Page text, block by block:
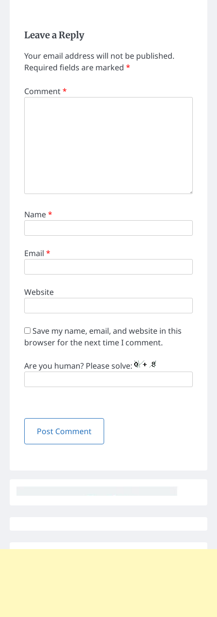
Leave a Reply
Your email address will not be published.
Required fields are marked *
Comment*
Name*
Email *
Website
Save my name, email, and website in this
browser for the next time I comment.
Are you human? Please solve: